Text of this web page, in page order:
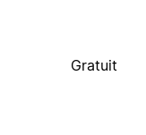
Gratuit